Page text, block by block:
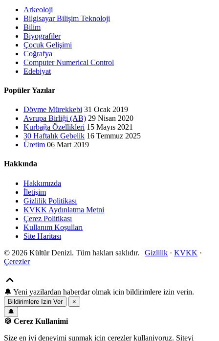
Arkeoloji
Bilgisayar Bilişim Teknoloji
Bilim
Biyografiler
Çocuk Gelişimi
Coğrafya
Computer Numerical Control
Edebiyat
Popüler Yazılar
Dövme Mürekkebi 31 Ocak 2019
Avrupa Birliği (AB) 29 Nisan 2020
Kurbağa Özellikleri 15 Mayıs 2021
30 Haftalık Gebelik 16 Temmuz 2025
Üretim 06 Mart 2019
Hakkında
Hakkımızda
İletişim
Gizlilik Politikası
KVKK Aydınlatma Metni
Çerez Politikası
Kullanım Koşulları
Site Haritası
© 2026 Kültür Denizi. Tüm hakları saklıdır. | Gizlilik · KVKK ·
Çerezler
🔔 Yeni yazilardan haberdar olmak icin bildirimlere izin verin.
Bildirimlere Izin Ver
×
🔔
🍪 Cerez Kullanimi
Size en iyi deneyimi sunmak icin cerezler kullaniyoruz. Siteyi